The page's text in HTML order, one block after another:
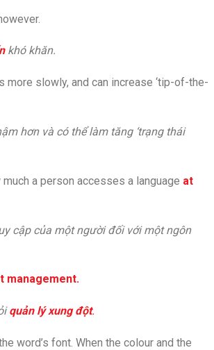
khó khăn.
more slowly, and can increase ‘tip-of-the-
hơn và có thể làm tăng ‘trạng thái
a person accesses a language at
cập của một người đối với một ngôn
management.
quản lý xung đột.
word’s font. When the colour and the